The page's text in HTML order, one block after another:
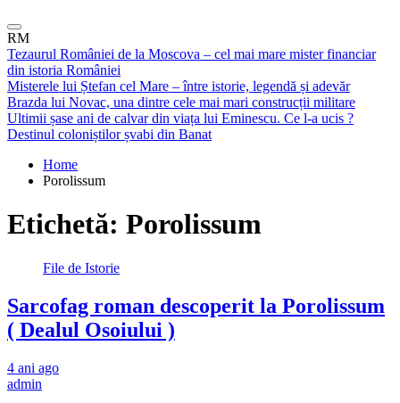
RM
Tezaurul României de la Moscova – cel mai mare mister financiar
din istoria României
Misterele lui Ștefan cel Mare – între istorie, legendă și adevăr
Brazda lui Novac, una dintre cele mai mari construcții militare
Ultimii șase ani de calvar din viața lui Eminescu. Ce l-a ucis ?
Destinul coloniștilor șvabi din Banat
Home
Porolissum
Etichetă: Porolissum
File de Istorie
Sarcofag roman descoperit la Porolissum
( Dealul Osoiului )
4 ani ago
admin